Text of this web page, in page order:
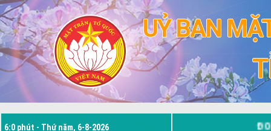
UỶ BAN
6:0 phút - Thứ năm, 6-8-2026